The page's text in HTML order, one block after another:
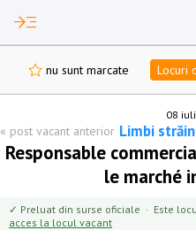
read_more
nu sunt marcate Locuri
08
« post vacant anterior Limbi
Responsable
le marché
✓ Preluat din surse oficiale · Este
acces la locul vacant